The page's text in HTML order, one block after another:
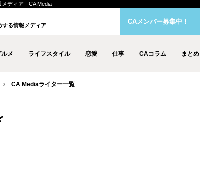
ディア - CA Media
する情報メディア
ルメ ライフスタイル 恋愛 仕事 CAコラム まとめ
CAメンバー募集中！
CA Mediaライター一覧